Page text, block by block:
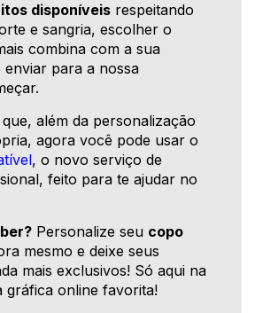
disponíveis respeitando
e sangria, escolher o
combina com a sua
enviar para a nossa
além da personalização
agora você pode usar o
, o novo serviço de
feito para te ajudar no
Personalize seu copo
mesmo e deixe seus
mais exclusivos! Só aqui na
gráfica online favorita!